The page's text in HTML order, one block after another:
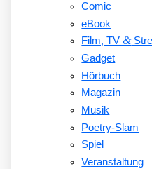
Comic
eBook
Film, TV&
Gadget
Hörbuch
Magazin
Musik
Poetry-Slam
Spiel
Veranstaltung